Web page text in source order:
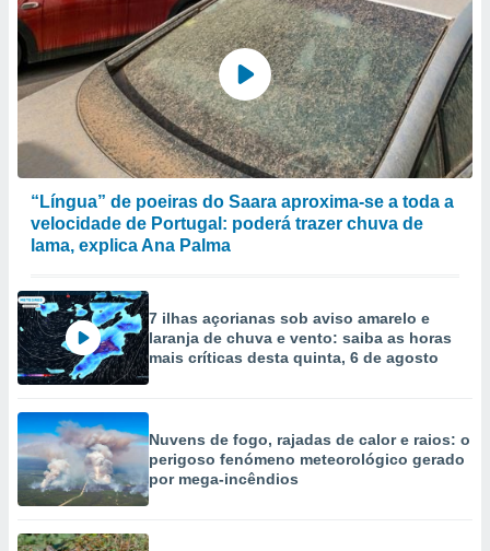
“Língua” de poeiras do Saara aproxima-se a toda a
velocidade de Portugal: poderá trazer chuva de
lama, explica Ana Palma
7 ilhas açorianas sob aviso amarelo e
laranja de chuva e vento: saiba as horas
mais críticas desta quinta, 6 de agosto
Nuvens de fogo, rajadas de calor e raios: o
perigoso fenómeno meteorológico gerado
por mega-incêndios